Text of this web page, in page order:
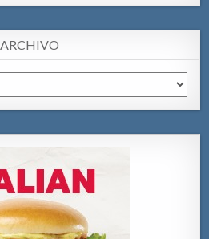
ARCHIVO